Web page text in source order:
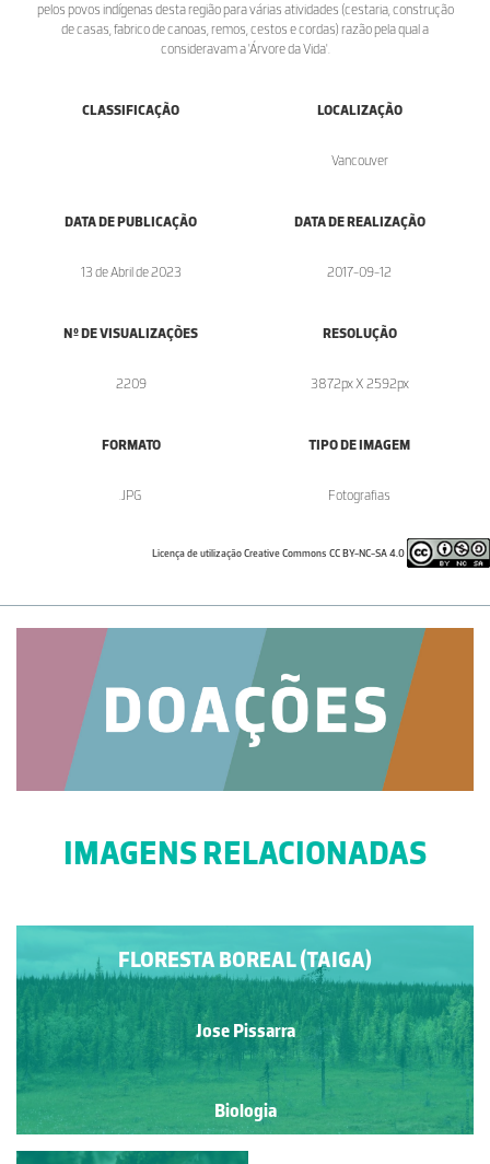
pelos povos indígenas desta região para várias atividades (cestaria, construção
de casas, fabrico de canoas, remos, cestos e cordas) razão pela qual a
consideravam a 'Árvore da Vida'.
CLASSIFICAÇÃO LOCALIZAÇÃO
Vancouver
DATA DE PUBLICAÇÃO
13 de Abril de 2023
DATA DE REALIZAÇÃO
2017-09-12
Nº DE VISUALIZAÇÕES
2209
RESOLUÇÃO
3872px X 2592px
FORMATO
.JPG
TIPO DE IMAGEM
Fotografias
Licença de utilização Creative Commons CC BY-NC-SA 4.0
IMAGENS RELACIONADAS
FLORESTA BOREAL (TAIGA)
Jose Pissarra
Biologia